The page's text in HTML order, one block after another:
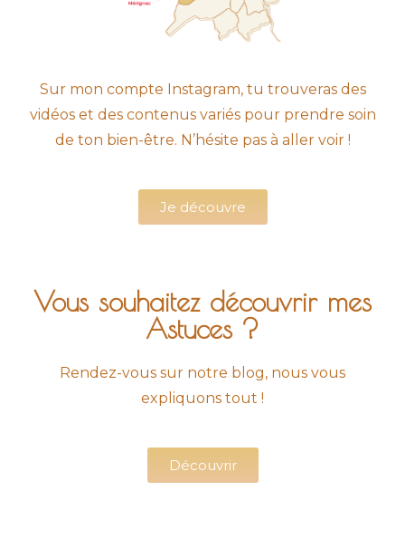
Sur mon compte Instagram, tu trouveras des
vidéos et des contenus variés pour prendre soin
de ton bien-être. N’hésite pas à aller voir !
Je découvre
Vous souhaitez découvrir mes
Astuces ?
Rendez-vous sur notre blog, nous vous
expliquons tout !
Découvrir